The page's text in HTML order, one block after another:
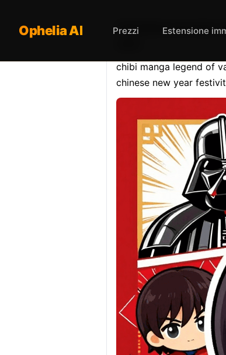
Opheliaai
chibi manga legend of
chinese new year
Ophelia AI Prezzi Estensione